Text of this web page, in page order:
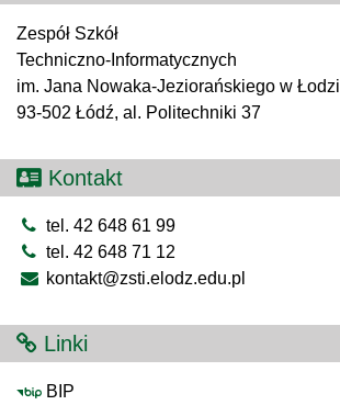
Zespół Szkół
Techniczno-Informatycznych
im. Jana Nowaka-Jeziorańskiego w Łodzi
93-502 Łódź, al. Politechniki 37
Kontakt
tel. 42 648 61 99
tel. 42 648 71 12
kontakt@zsti.elodz.edu.pl
Linki
BIP